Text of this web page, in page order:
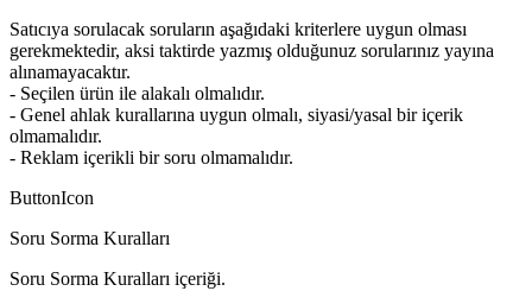
Satıcıya sorulacak soruların aşağıdaki kriterlere uygun olması
gerekmektedir, aksi taktirde yazmış olduğunuz sorularınız yayına
alınamayacaktır.
- Seçilen ürün ile alakalı olmalıdır.
- Genel ahlak kurallarına uygun olmalı, siyasi/yasal bir içerik
olmamalıdır.
- Reklam içerikli bir soru olmamalıdır.
ButtonIcon
Soru Sorma Kuralları
Soru Sorma Kuralları içeriği.